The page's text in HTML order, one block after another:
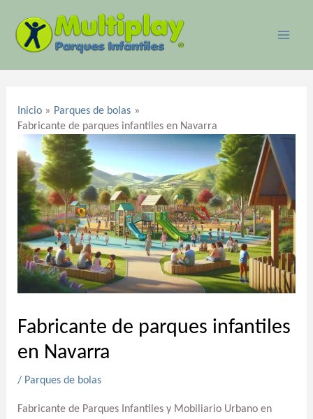
contenido
Inicio
Parques de bolas
Fabricante de parques infantiles en Navarra
Fabricante de parques infantiles
en Navarra
/ Parques de bolas
Fabricante de Parques Infantiles y Mobiliario Urbano en
entradas